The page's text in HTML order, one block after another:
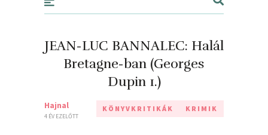
JEAN-LUC BANNALEC: Halál
Bretagne-ban (Georges
Dupin 1.)
Hajnal
4 ÉV EZELŐTT
KÖNYVKRITIKÁK KRIMIK